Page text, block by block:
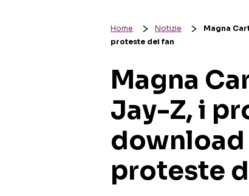
Home Notizie
Magna
proteste dei fan
Magna
Jay-Z, i
proteste